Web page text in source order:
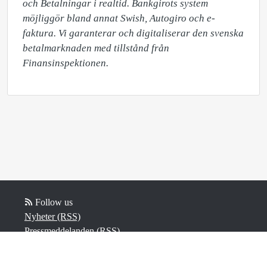
och Betalningar i realtid. Bankgirots system
möjliggör bland annat Swish, Autogiro och e-
faktura. Vi garanterar och digitaliserar den svenska
betalmarknaden med tillstånd från
Finansinspektionen.​
Follow us
Nyheter (RSS)
Pressmeddelanden (RSS)